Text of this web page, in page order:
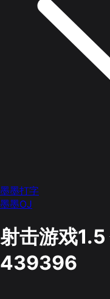
墨墨打字
墨墨OJ
射击游戏1.5
439396